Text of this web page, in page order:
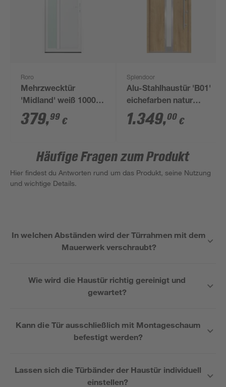
Roro
Mehrzwecktür
'Midland' weiß 1000 x
2000 mm DIN R
379,99 €
Splendoor
Alu-Stahlhaustür 'B01'
eichefarben natur
rechts 110 x 210 cm
1.349,00 €
Häufige Fragen zum Produkt
Hier findest du Antworten rund um das Produkt, seine Nutzung
und wichtige Details.
In welchen Abständen wird der Türrahmen mit dem
Mauerwerk verschraubt?
Wie wird die Haustür richtig gereinigt und
gewartet?
Kann die Tür ausschließlich mit Montageschaum
befestigt werden?
Lassen sich die Türbänder der Haustür individuell
einstellen?